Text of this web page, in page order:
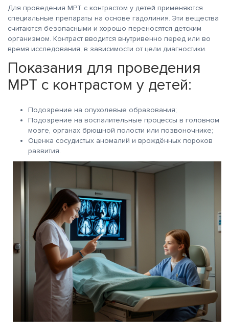
Для проведения МРТ с контрастом у детей применяются
специальные препараты на основе гадолиния. Эти вещества
считаются безопасными и хорошо переносятся детским
организмом. Контраст вводится внутривенно перед или во
время исследования, в зависимости от цели диагностики.
Показания для проведения
МРТ с контрастом у детей:
Подозрение на опухолевые образования;
Подозрение на воспалительные процессы в головном
мозге, органах брюшной полости или позвоночнике;
Оценка сосудистых аномалий и врождённых пороков
развития.